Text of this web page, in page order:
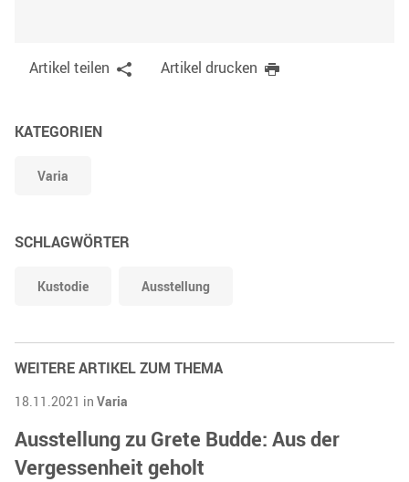
Artikel teilen Artikel drucken
KATEGORIEN
Varia
SCHLAGWÖRTER
Kustodie Ausstellung
WEITERE ARTIKEL ZUM THEMA
18.11.2021 in Varia
Ausstellung zu Grete Budde: Aus der
Vergessenheit geholt